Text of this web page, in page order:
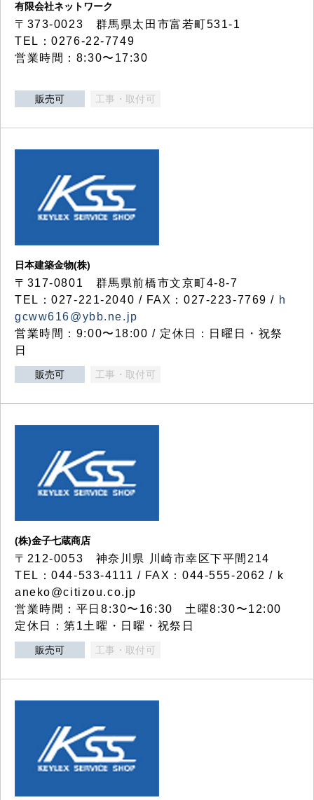
有限会社ネットワーク
〒373-0023 群馬県太田市富若町531-1
TEL：0276-22-7749
営業時間：8:30〜17:30
販売可 工事・取付可
日本建築金物(株)
〒317‐0801 群馬県前橋市文京町4-8-7
TEL：027-221-2040 / FAX：027-223-7769 / h
gcww616@ybb.ne.jp
営業時間：9:00〜18:00 / 定休日：日曜日・祝祭
日
販売可 工事・取付可
(株)金子七蔵商店
〒212-0053 神奈川県 川崎市幸区下平間214
TEL：044-533-4111 / FAX：044-555-2062 / k
aneko@citizou.co.jp
営業時間：平日8:30〜16:30 土曜8:30〜12:00
定休日：第1土曜・日曜・祝祭日
販売可 工事・取付可